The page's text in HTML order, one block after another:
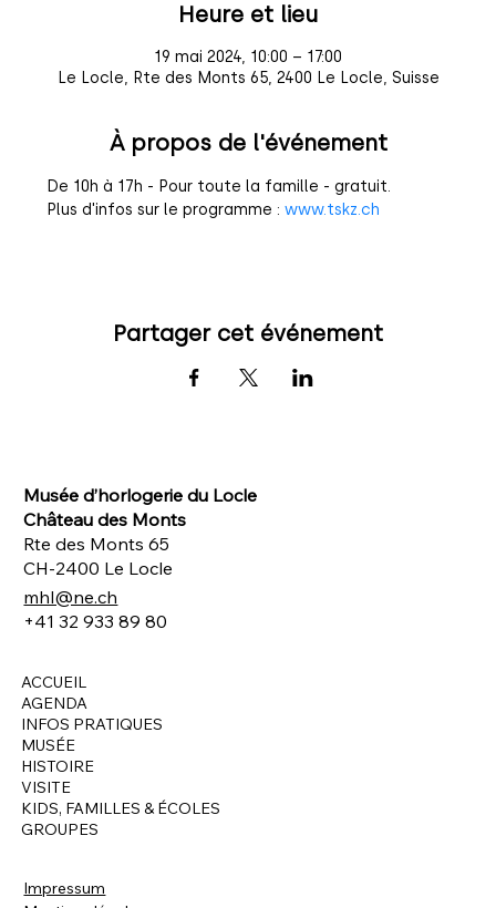
Heure et lieu
19 mai 2024, 10:00 – 17:00
Le Locle, Rte des Monts 65, 2400 Le Locle, Suisse
À propos de l'événement
De 10h à 17h - Pour toute la famille - gratuit.
Plus d'infos sur le programme : www.tskz.ch
Partager cet événement
Musée d’horlogerie du Locle
Château des Monts
Rte des Monts 65
CH-2400 Le Locle
mhl@ne.ch
+41 32 933 89 80
ACCUEIL
AGENDA
INFOS PRATIQUES
MUSÉE
HISTOIRE
VISITE
KIDS, FAMILLES & ÉCOLES
GROUPES
Impressum